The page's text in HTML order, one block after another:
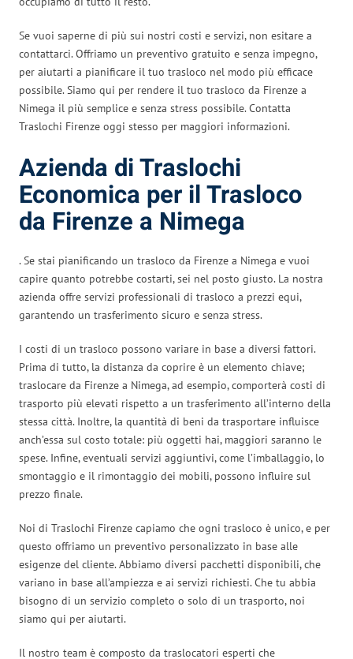
Se vuoi saperne di più sui nostri costi e servizi, non esitare a
contattarci. Offriamo un preventivo gratuito e senza impegno,
per aiutarti a pianificare il tuo trasloco nel modo più efficace
possibile. Siamo qui per rendere il tuo trasloco da Firenze a
Nimega il più semplice e senza stress possibile. Contatta
Traslochi Firenze oggi stesso per maggiori informazioni.
Azienda di Traslochi
Economica per il Trasloco
da Firenze a Nimega
. Se stai pianificando un trasloco da Firenze a Nimega e vuoi
capire quanto potrebbe costarti, sei nel posto giusto. La nostra
azienda offre servizi professionali di trasloco a prezzi equi,
garantendo un trasferimento sicuro e senza stress.
I costi di un trasloco possono variare in base a diversi fattori.
Prima di tutto, la distanza da coprire è un elemento chiave;
traslocare da Firenze a Nimega, ad esempio, comporterà costi di
trasporto più elevati rispetto a un trasferimento all’interno della
stessa città. Inoltre, la quantità di beni da trasportare influisce
anch’essa sul costo totale: più oggetti hai, maggiori saranno le
spese. Infine, eventuali servizi aggiuntivi, come l’imballaggio, lo
smontaggio e il rimontaggio dei mobili, possono influire sul
prezzo finale.
Noi di Traslochi Firenze capiamo che ogni trasloco è unico, e per
questo offriamo un preventivo personalizzato in base alle
esigenze del cliente. Abbiamo diversi pacchetti disponibili, che
variano in base all’ampiezza e ai servizi richiesti. Che tu abbia
bisogno di un servizio completo o solo di un trasporto, noi
siamo qui per aiutarti.
Il nostro team è composto da traslocatori esperti che